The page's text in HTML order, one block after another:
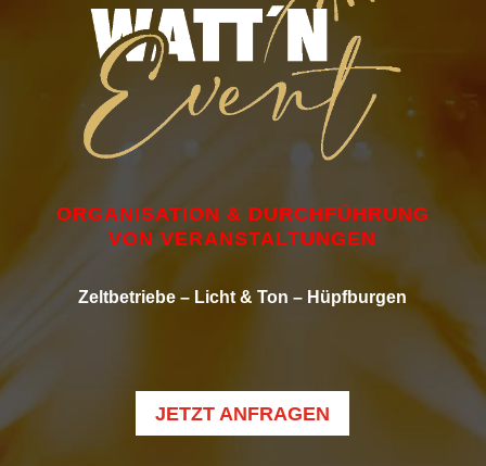
ORGANISATION & DURCHFÜHRUNG
VON VERANSTALTUNGEN
Zeltbetriebe – Licht & Ton – Hüpfburgen
JETZT ANFRAGEN